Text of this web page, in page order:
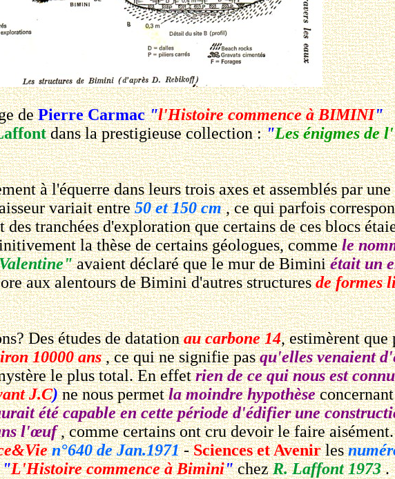
dePierre Carmac"l'Histoire commence à BIMINI"
dans la prestigieuse collection :"Les énigmes de
à l'équerre dans leurs trois axes et assemblés par une
variait entre50 et 150 cm, ce qui parfois
tranchées d'exploration que certains de ces blocs
la thèse de certains géologues, commele
avaient déclaré que le mur de Biminiétait un
aux alentours de Bimini d'autres structuresde formes
Des études de datationau carbone 14, estimèrent
10000 ans, ce qui ne signifie pasqu'elles venaient
le plus total. En effetrien de ce qui nous est
J.C)ne nous permetla moindre hypothèse
été capable en cette période d'édifier une
l'œuf, comme certains ont cru devoir le faire aisément.
n°640 de Jan.1971-Sciences et Avenirles
"L'Histoire commence à Bimini"chezR. Laffont 1973.